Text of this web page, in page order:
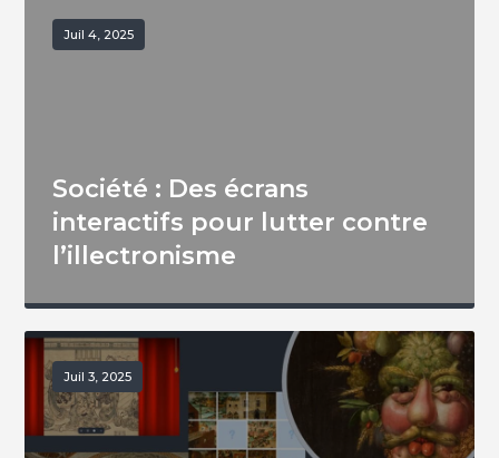
Juil 4, 2025
Société : Des écrans
interactifs pour lutter contre
l’illectronisme
Juil 3, 2025